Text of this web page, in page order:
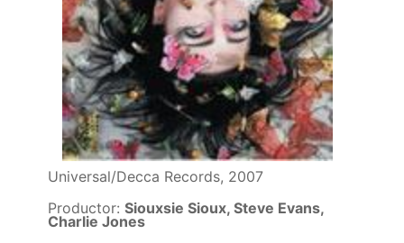
Universal/Decca Records, 2007
Productor: Siouxsie Sioux, Steve Evans,
Charlie Jones